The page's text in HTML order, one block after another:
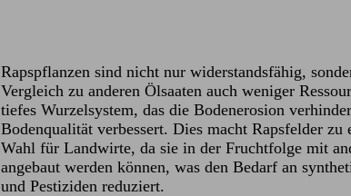
Rapspflanzen sind nicht nur widerstandsfähig,
Vergleich zu anderen Ölsaaten auch weniger
tiefes Wurzelsystem, das die Bodenerosion
Bodenqualität verbessert. Dies macht Rapsfelder zu
Wahl für Landwirte, da sie in der Fruchtfolge mit
angebaut werden können, was den Bedarf an
und Pestiziden reduziert.